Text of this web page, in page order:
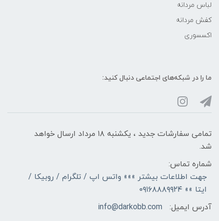
لباس مردانه
کفش مردانه
اکسسوری
ما را در شبکه‌های اجتماعی دنبال کنید:
تمامی سفارشات جدید ، یکشنبه ۱۸ مرداد ارسال خواهد
شد.
شماره تماس:
جهت اطلاعات بیشتر »»» واتس اپ / تلگرام / روبیکا /
ایتا »» ۰۹۱۶۸۸۸۹۹۲۴
آدرس ایمیل:
info@darkobb.com